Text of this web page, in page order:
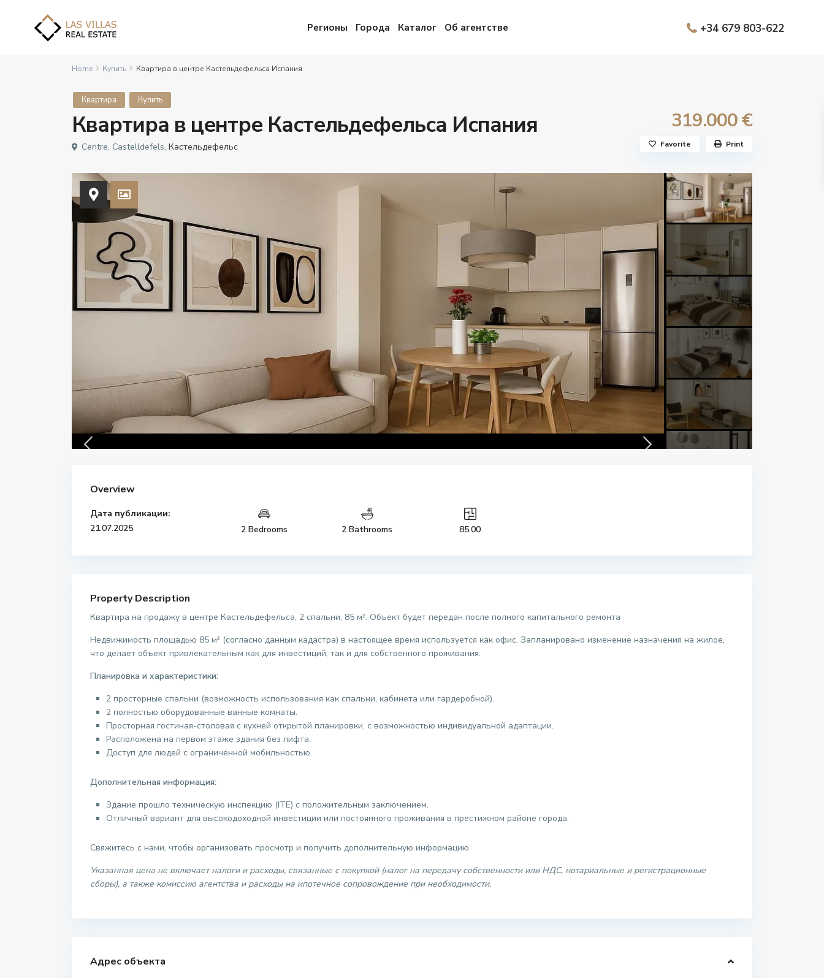
Регионы Города Каталог Об агентстве +34 679 803-622
Home Купить Квартира в центре Кастельдефельса Испания
Квартира Купить
Квартира в центре Кастельдефельса Испания 319.000 €
Centre, Castelldefels, Кастельдефельс Favorite Print
Overview
Дата публикации:
21.07.2025
2 Bedrooms 2 Bathrooms 85.00
Property Description
Квартира на продажу в центре Кастельдефельса, 2 спальни, 85 м². Объект будет передан после полного капитального ремонта
Недвижимость площадью 85 м² (согласно данным кадастра) в настоящее время используется как офис. Запланировано изменение назначения на жилое,
что делает объект привлекательным как для инвестиций, так и для собственного проживания.
Планировка и характеристики:
2 просторные спальни (возможность использования как спальни, кабинета или гардеробной).
2 полностью оборудованные ванные комнаты.
Просторная гостиная-столовая с кухней открытой планировки, с возможностью индивидуальной адаптации.
Расположена на первом этаже здания без лифта.
Доступ для людей с ограниченной мобильностью.
Дополнительная информация:
Здание прошло техническую инспекцию (ITE) с положительным заключением.
Отличный вариант для высокодоходной инвестиции или постоянного проживания в престижном районе города.
Свяжитесь с нами, чтобы организовать просмотр и получить дополнительную информацию.
Указанная цена не включает налоги и расходы, связанные с покупкой (налог на передачу собственности или НДС, нотариальные и регистрационные
сборы), а также комиссию агентства и расходы на ипотечное сопровождение при необходимости.
Адрес объекта